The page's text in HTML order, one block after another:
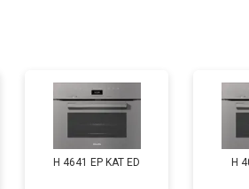
H 4641 EP KAT ED H